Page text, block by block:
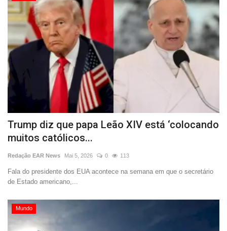
Trump diz que papa Leão XIV está ‘colocando
muitos católicos...
Redação EAR News Mai 5, 2026 0 113
Fala do presidente dos EUA acontece na semana em que o secretário
de Estado americano,...
Mundo